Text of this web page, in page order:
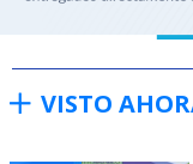
VISTO